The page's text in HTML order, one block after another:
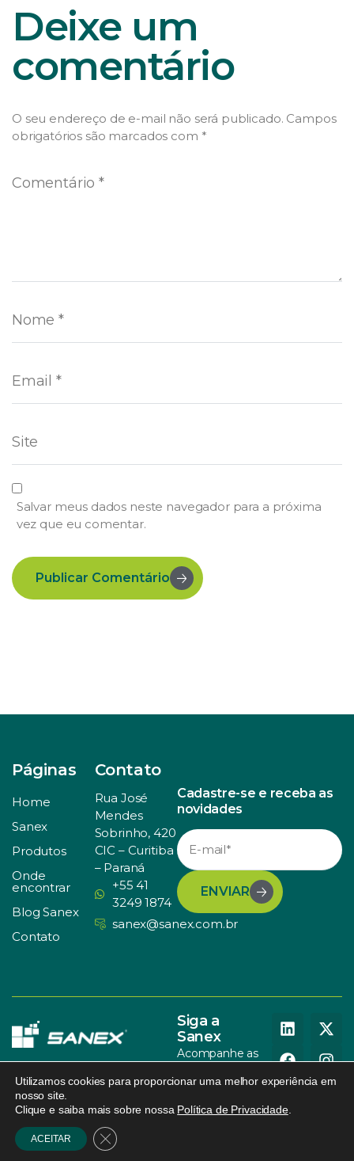
Deixe um
comentário
O seu endereço de e-mail não será publicado. Campos
obrigatórios são marcados com *
Salvar meus dados neste navegador para a próxima
vez que eu comentar.
Publicar Comentário
Páginas
Home
Sanex
Produtos
Onde
encontrar
Blog Sanex
Contato
Contato
Rua José
Mendes
Sobrinho, 420
CIC – Curitiba
– Paraná
+55 41
3249 1874
sanex@sanex.com.br
Cadastre-se e receba as
novidades
ENVIAR
Siga a
Sanex
Acompanhe as
sociais
© SANEX. Todos os direitos
reservados.
Política de Privacidade
Utilizamos cookies para proporcionar uma melhor experiência em
nosso site.
Clique e saiba mais sobre nossa Política de Privacidade.
ACEITAR Close GDPR Cookie Banner